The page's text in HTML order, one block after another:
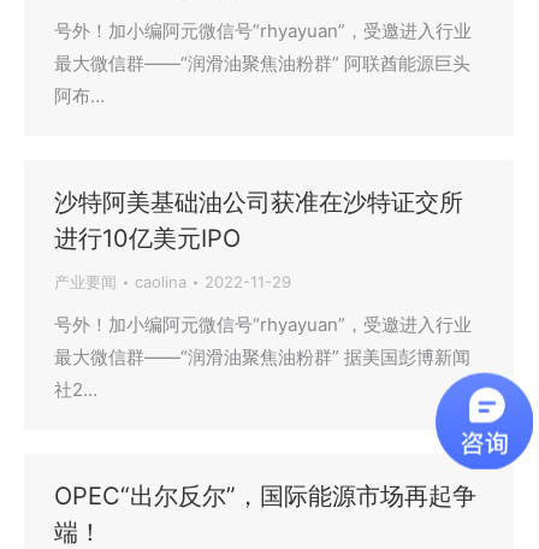
号外！加小编阿元微信号“rhyayuan”，受邀进入行业
最大微信群——“润滑油聚焦油粉群” 阿联酋能源巨头
阿布…
沙特阿美基础油公司获准在沙特证交所
进行10亿美元IPO
产业要闻 caolina 2022-11-29
号外！加小编阿元微信号“rhyayuan”，受邀进入行业
最大微信群——“润滑油聚焦油粉群” 据美国彭博新闻
社2…
OPEC“出尔反尔”，国际能源市场再起争
端！